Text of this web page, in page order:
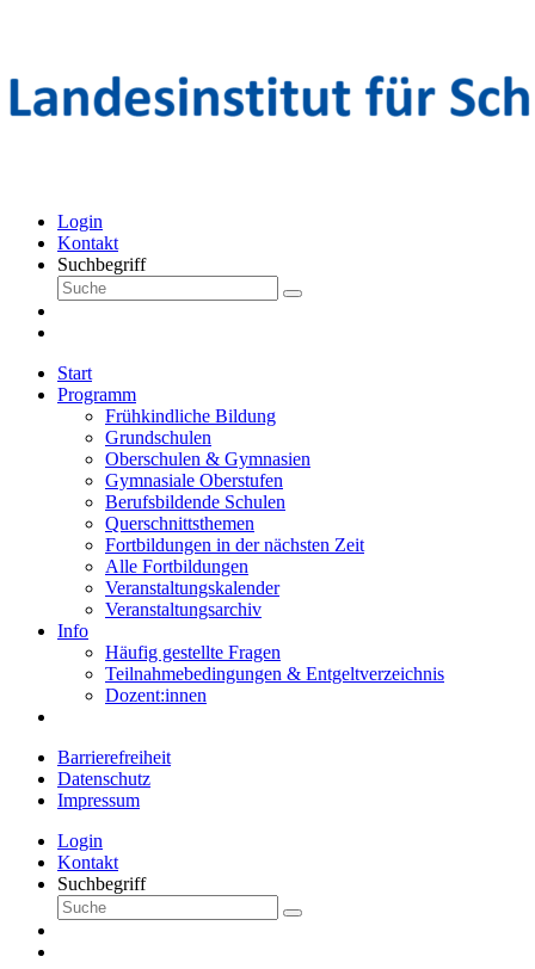
Login
Kontakt
Suchbegriff
Start
Programm
Frühkindliche Bildung
Grundschulen
Oberschulen & Gymnasien
Gymnasiale Oberstufen
Berufsbildende Schulen
Querschnittsthemen
Fortbildungen in der nächsten Zeit
Alle Fortbildungen
Veranstaltungskalender
Veranstaltungsarchiv
Info
Häufig gestellte Fragen
Teilnahmebedingungen & Entgeltverzeichnis
Dozent:innen
Barrierefreiheit
Datenschutz
Impressum
Login
Kontakt
Suchbegriff